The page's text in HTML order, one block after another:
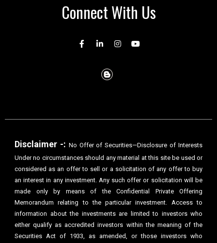
Connect With Us
Disclaimer -: No Offer of Securities—Disclosure of Interests
Under no circumstances should any material at this site be used or
considered as an offer to sell or a solicitation of any offer to buy
an interest in any investment. Any such offer or solicitation will be
made only by means of the Confidential Private Offering
Memorandum relating to the particular investment. Access to
information about the investments are limited to investors who
either qualify as accredited investors within the meaning of the
Securities Act of 1933, as amended, or those investors who